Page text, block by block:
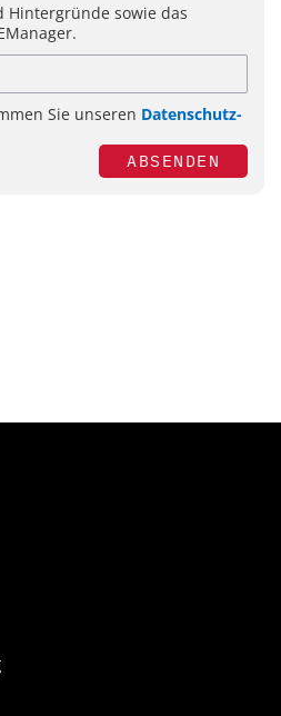
Hintergründe sowie das
Sie unseren Datenschutz-
ABSENDEN